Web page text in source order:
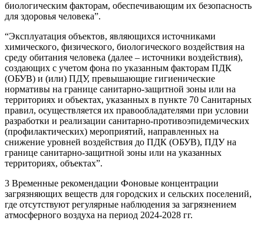
биологическим факторам, обеспечивающим их безопасность
для здоровья человека”.
“Эксплуатация объектов, являющихся источниками
химического, физического, биологического воздействия на
среду обитания человека (далее – источники воздействия),
создающих с учетом фона по указанным факторам ПДК
(ОБУВ) и (или) ПДУ, превышающие гигиенические
нормативы на границе санитарно-защитной зоны или на
территориях и объектах, указанных в пункте 70 Санитарных
правил, осуществляется их правообладателями при условии
разработки и реализации санитарно-противоэпидемических
(профилактических) мероприятий, направленных на
снижение уровней воздействия до ПДК (ОБУВ), ПДУ на
границе санитарно-защитной зоны или на указанных
территориях, объектах”.
3 Временные рекомендации Фоновые концентрации
загрязняющих веществ для городских и сельских поселений,
где отсутствуют регулярные наблюдения за загрязнением
атмосферного воздуха на период 2024-2028 гг.